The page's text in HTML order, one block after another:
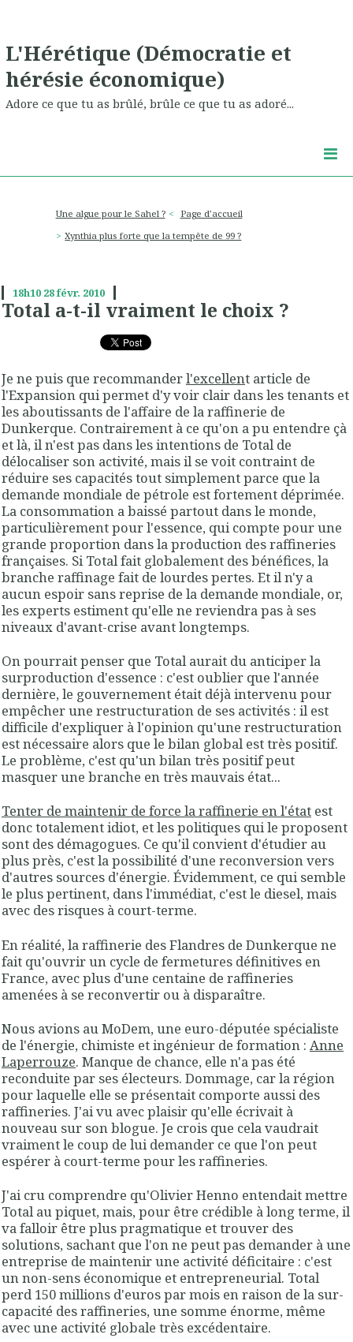
L'Hérétique (Démocratie et
hérésie économique)
Adore ce que tu as brûlé, brûle ce que tu as adoré...
Une algue pour le Sahel ?
Page d'accueil
Xynthia plus forte que la tempête de 99 ?
18h10 28févr. 2010
Total a-t-il vraiment le choix ?
Je ne puis que recommanderl'excellent article de
l'Expansion qui permet d'y voir clair dans les tenants et
les aboutissants de l'affaire de la raffinerie de
Dunkerque. Contrairement à ce qu'on a pu entendre çà
et là, il n'est pas dans les intentions de Total de
délocaliser son activité, mais il se voit contraint de
réduire ses capacités tout simplement parce que la
demande mondiale de pétrole est fortement déprimée.
La consommation a baissé partout dans le monde,
particulièrement pour l'essence, qui compte pour une
grande proportion dans la production des raffineries
françaises. Si Total fait globalement des bénéfices, la
branche raffinage fait de lourdes pertes. Et il n'y a
aucun espoir sans reprise de la demande mondiale, or,
les experts estiment qu'elle ne reviendra pas à ses
niveaux d'avant-crise avant longtemps.
On pourrait penser que Total aurait du anticiper la
surproduction d'essence : c'est oublier que l'année
dernière, le gouvernement était déjà intervenu pour
empêcher une restructuration de ses activités : il est
difficile d'expliquer à l'opinion qu'une restructuration
est nécessaire alors que le bilan global est très positif.
Le problème, c'est qu'un bilan très positif peut
masquer une branche en très mauvais état...
Tenter de maintenir de force la raffinerie en l'état est
donc totalement idiot, et les politiques qui le proposent
sont des démagogues. Ce qu'il convient d'étudier au
plus près, c'est la possibilité d'une reconversion vers
d'autres sources d'énergie. Évidemment, ce qui semble
le plus pertinent, dans l'immédiat, c'est le diesel, mais
avec des risques à court-terme.
En réalité, la raffinerie des Flandres de Dunkerque ne
fait qu'ouvrir un cycle de fermetures définitives en
France, avec plus d'une centaine de raffineries
amenées à se reconvertir ou à disparaître.
Nous avions au MoDem, une euro-députée spécialiste
de l'énergie, chimiste et ingénieur de formation : Anne
Laperrouze. Manque de chance, elle n'a pas été
reconduite par ses électeurs. Dommage, car la région
pour laquelle elle se présentait comporte aussi des
raffineries. J'ai vu avec plaisir qu'elle écrivait à
nouveau sur son blogue. Je crois que cela vaudrait
vraiment le coup de lui demander ce que l'on peut
espérer à court-terme pour les raffineries.
J'ai cru comprendre qu'Olivier Henno entendait mettre
Total au piquet, mais, pour être crédible à long terme, il
va falloir être plus pragmatique et trouver des
solutions, sachant que l'on ne peut pas demander à une
entreprise de maintenir une activité déficitaire : c'est
un non-sens économique et entrepreneurial. Total
perd 150 millions d'euros par mois en raison de la sur-
capacité des raffineries, une somme énorme, même
avec une activité globale très excédentaire.